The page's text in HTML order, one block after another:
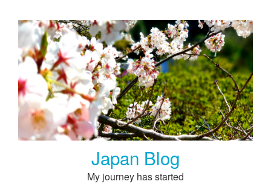
content
Japan Blog
My journey has started